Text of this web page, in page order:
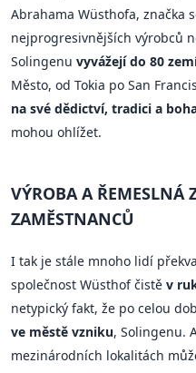
Abrahama Wüsthofa, značka
nejprogresivnějších výrobců
Solingenu vyvážejí do 80
Město, od Tokia po San
na své dědictví, tradici a
mohou ohlížet.
VÝROBA A ŘEMESLNÁ
ZAMĚSTNANCŮ
I tak je stále mnoho lidí
společnost Wüsthof čistě v
netypický fakt, že po celou
ve městě vzniku, Solingenu.
mezinárodních lokalitách